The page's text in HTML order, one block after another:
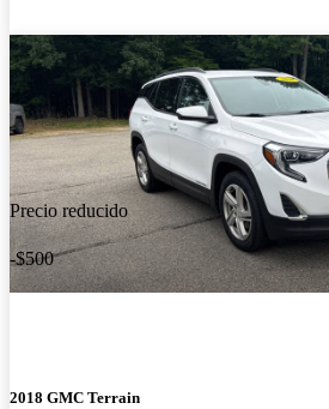
Precio reducido
-$500
2018 GMC Terrain